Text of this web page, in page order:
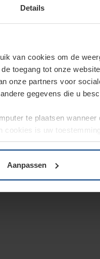
Details
van cookies om de
toegang tot onze
onze partners voor
gegevens die u
te plaatsen
is uw
op onze
Aanpassen